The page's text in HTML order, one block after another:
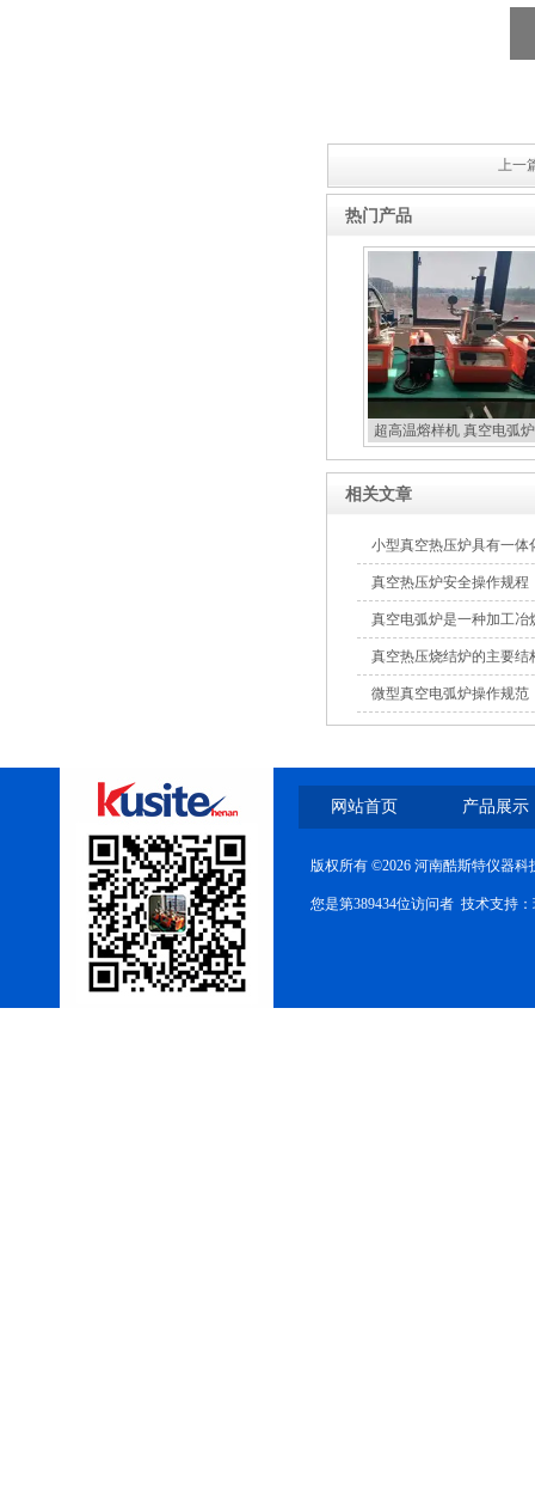
上一
热门产品
超高温熔样机 真空电弧
相关文章
小型真空热压炉具有一
真空热压炉安全操作规程
真空电弧炉是一种加工冶
真空热压烧结炉的主要结
微型真空电弧炉操作规范
网站首页 产品展示
版权所有 ©2026 河南酷斯特仪器
您是第389434位访问者 技术支持：